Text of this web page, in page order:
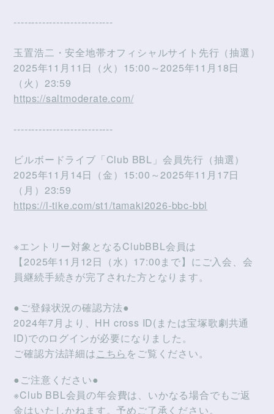
----------------------------
玉置浩二・安全地帯オフィシャルサイト先行（抽選）
2025年11月11日（火）15:00～2025年11月18日
（火）23:59
https://saltmoderate.com/
----------------------------
ビルボードライブ「Club BBL」会員先行（抽選）
2025年11月14日（金）15:00～2025年11月17日
（月）23:59
https://l-tike.com/st1/tamaki2026-bbc-bbl
※エントリー対象となるClubBBL会員は
【2025年11月12日（水）17:00まで】にご入会、会
員継続手続きが完了された方となります。
●ご登録状況の確認方法●
2024年7月より、HH cross ID(または宝塚歌劇共通
ID)でのログインが必要になりました。
ご確認方法詳細はこちら をご覧ください。
●ご注意ください●
※Club BBL会員の年会費は、いかなる場合でもご返
金はいたしかねます。予めご了承ください。